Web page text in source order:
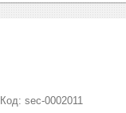
Код: sec-0002011